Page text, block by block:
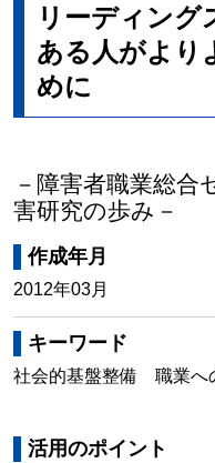
リーディング
ある人がより
めに
－障害者職業総
害研究の歩み－
作成年月
2012年03月
キーワード
社会的基盤整備 職業
活用のポイント